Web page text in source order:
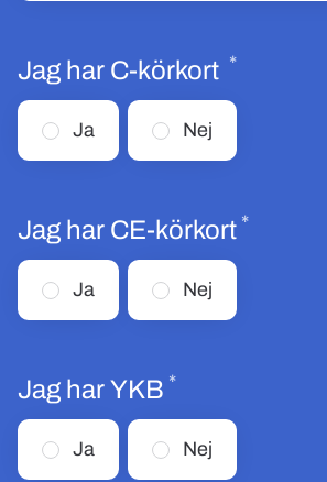
Jag har C-körkort *
Ja Nej
Jag har CE-körkort *
Ja Nej
Jag har YKB *Obligatoriskt
Ja Nej